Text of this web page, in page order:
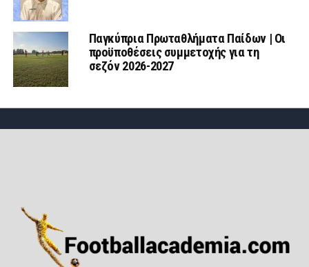
Παγκύπρια Πρωταθλήματα Παίδων | Οι
προϋποθέσεις συμμετοχής για τη
σεζόν 2026-2027